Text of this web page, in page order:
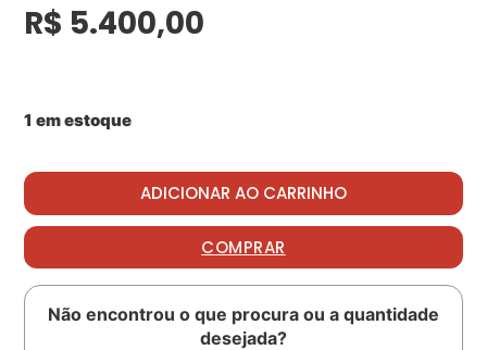
R$ 5.400,00
1 em estoque
LINK ASSY quantidade
ADICIONAR AO CARRINHO
COMPRAR
Não encontrou o que procura ou a quantidade
desejada?